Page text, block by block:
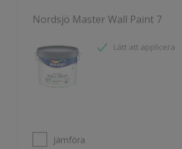
Lätt att applicera